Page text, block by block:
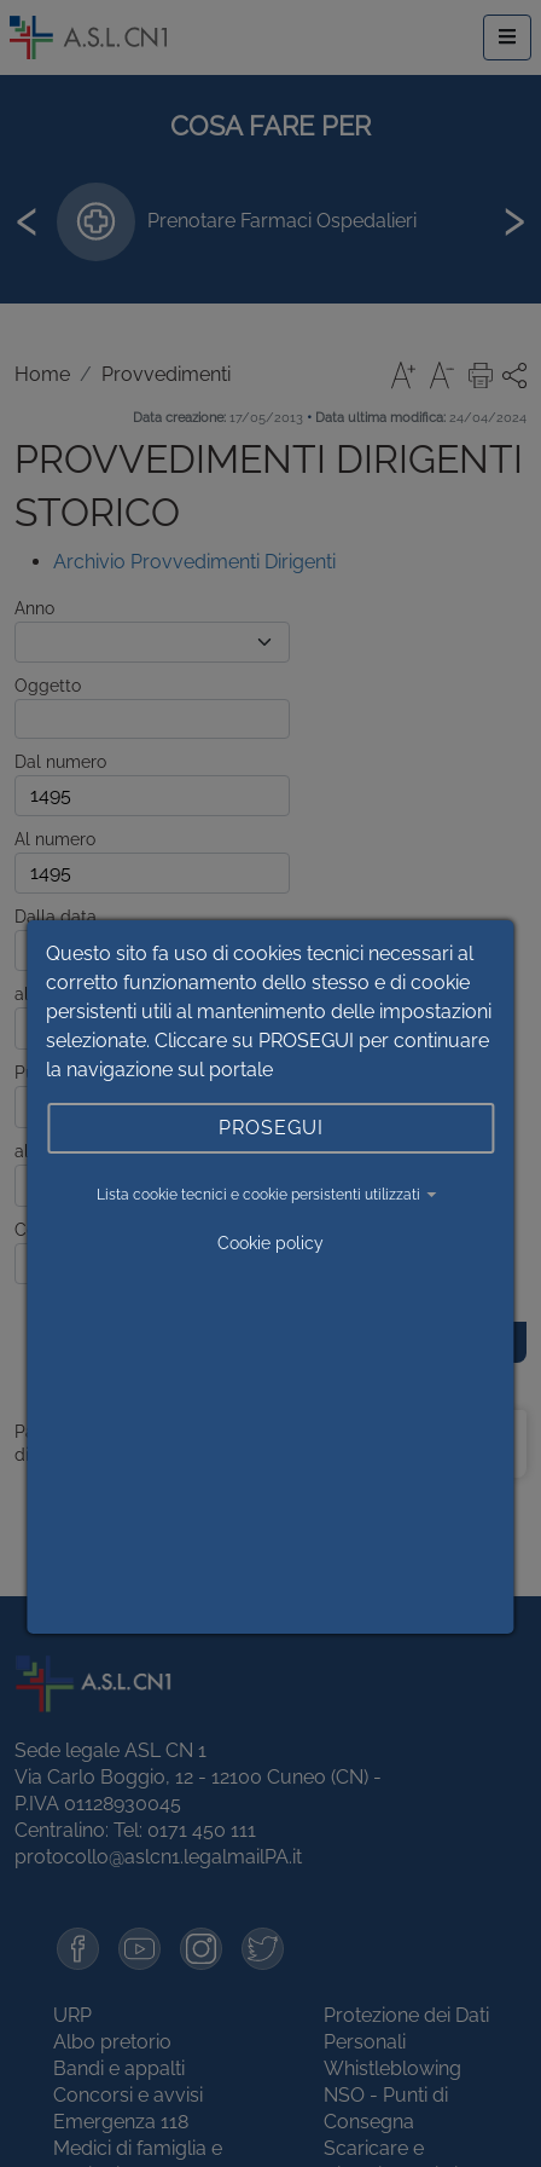
COSA FARE PER
Prenotare Farmaci Ospedalieri
‹ ›
Home Provvedimenti
Data creazione: 17/05/2013 • Data ultima modifica: 24/04/2024
PROVVEDIMENTI DIRIGENTI
STORICO
Archivio Provvedimenti Dirigenti
Anno
Oggetto
Dal numero
Al numero
Dalla data
alla data
Pubblicato dal
al
Contenuto
Pagina 1
di 1
Sede legale ASL CN 1
Via Carlo Boggio, 12 - 12100 Cuneo (CN) -
P.IVA 01128930045
Centralino: Tel: 0171 450 111
protocollo@aslcn1.legalmailPA.it
URP
Albo pretorio
Bandi e appalti
Concorsi e avvisi
Emergenza 118
Medici di famiglia e
Protezione dei Dati
Personali
Whistleblowing
NSO - Punti di
Consegna
Scaricare e
Questo sito fa uso di cookies tecnici necessari al
corretto funzionamento dello stesso e di cookie
persistenti utili al mantenimento delle impostazioni
selezionate. Cliccare su PROSEGUI per continuare
la navigazione sul portale
PROSEGUI
Lista cookie tecnici e cookie persistenti utilizzati
Cookie policy